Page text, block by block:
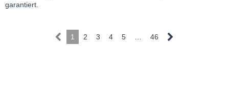
garantiert.
1 2 3 4 5 … 46